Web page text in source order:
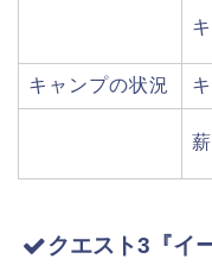
キャンプの状況
クエスト3『イ